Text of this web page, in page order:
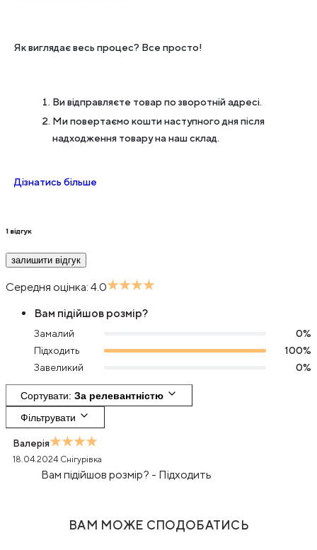
Як виглядає весь процес? Все просто!
Ви відправляєте товар по зворотній адресі.
Ми повертаємо кошти наступного дня після
надходження товару на наш склад.
Дізнатись більше
1 відгук
залишити відгук
Середня оцінка: 4.0
Вам підійшов розмір?
Замалий 0%
Підходить
100%
Завеликий
0%
Сортувати За релевантністю
Фільтрувати
Валерія
18.04.2024 Снігурівка
Вам підійшов розмір? - Підходить
ВАМ МОЖЕ СПОДОБАТИСЬ